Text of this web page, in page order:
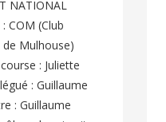
NATIONAL
COM (Club
de Mulhouse)
: Juliette
: Guillaume
: Guillaume